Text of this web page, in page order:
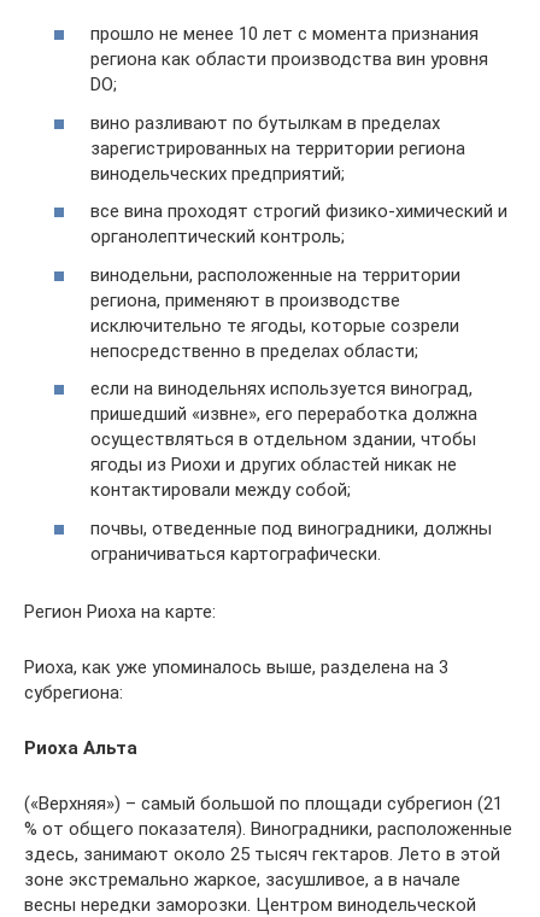
прошло не менее 10 лет с момента признания
региона как области производства вин уровня
DO;
вино разливают по бутылкам в пределах
зарегистрированных на территории региона
винодельческих предприятий;
все вина проходят строгий физико-химический и
органолептический контроль;
винодельни, расположенные на территории
региона, применяют в производстве
исключительно те ягоды, которые созрели
непосредственно в пределах области;
если на винодельнях используется виноград,
пришедший «извне», его переработка должна
осуществляться в отдельном здании, чтобы
ягоды из Риохи и других областей никак не
контактировали между собой;
почвы, отведенные под виноградники, должны
ограничиваться картографически.
Регион Риоха на карте:
Риоха, как уже упоминалось выше, разделена на 3
субрегиона:
Риоха Альта
(«Верхняя») – самый большой по площади субрегион (21
% от общего показателя). Виноградники, расположенные
здесь, занимают около 25 тысяч гектаров. Лето в этой
зоне экстремально жаркое, засушливое, а в начале
весны нередки заморозки. Центром винодельческой